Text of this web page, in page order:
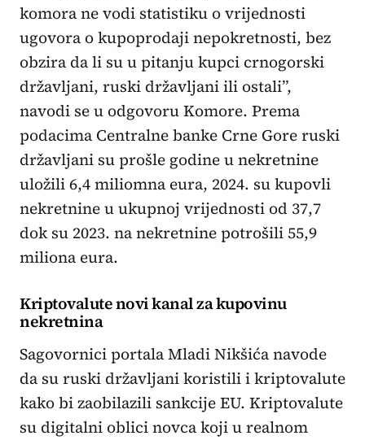
komora ne vodi statistiku o vrijednosti
ugovora o kupoprodaji nepokretnosti, bez
obzira da li su u pitanju kupci crnogorski
državljani, ruski državljani ili ostali”,
navodi se u odgovoru Komore. Prema
podacima Centralne banke Crne Gore ruski
državljani su prošle godine u nekretnine
uložili 6,4 miliomna eura, 2024. su kupovli
nekretnine u ukupnoj vrijednosti od 37,7
dok su 2023. na nekretnine potrošili 55,9
miliona eura.
Kriptovalute novi kanal za kupovinu
nekretnina
Sagovornici portala Mladi Nikšića navode
da su ruski državljani koristili i kriptovalute
kako bi zaobilazili sankcije EU. Kriptovalute
su digitalni oblici novca koji u realnom